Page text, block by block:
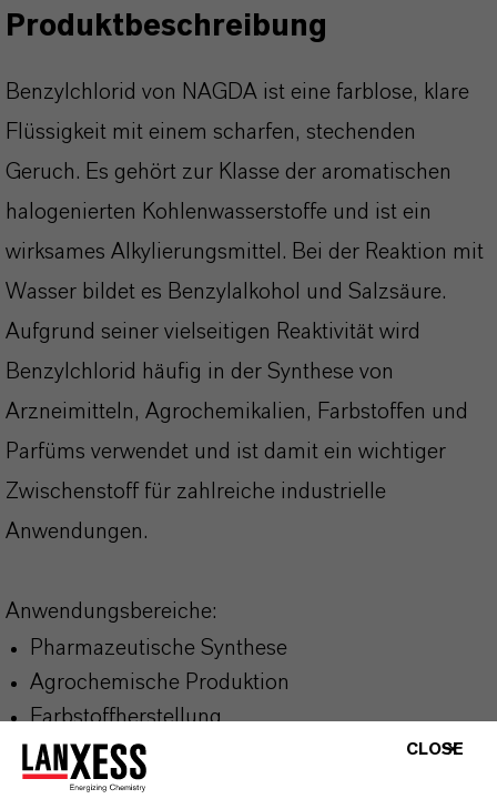
Produktbeschreibung
Benzylchlorid von NAGDA ist eine farblose, klare
Flüssigkeit mit einem scharfen, stechenden
Geruch. Es gehört zur Klasse der aromatischen
halogenierten Kohlenwasserstoffe und ist ein
wirksames Alkylierungsmittel. Bei der Reaktion mit
Wasser bildet es Benzylalkohol und Salzsäure.
Aufgrund seiner vielseitigen Reaktivität wird
Benzylchlorid häufig in der Synthese von
Arzneimitteln, Agrochemikalien, Farbstoffen und
Parfüms verwendet und ist damit ein wichtiger
Zwischenstoff für zahlreiche industrielle
Anwendungen.
Anwendungsbereiche:
Pharmazeutische Synthese
Agrochemische Produktion
Farbstoffherstellung
Parfüm- und Duftstoffsynthese
CLOSE